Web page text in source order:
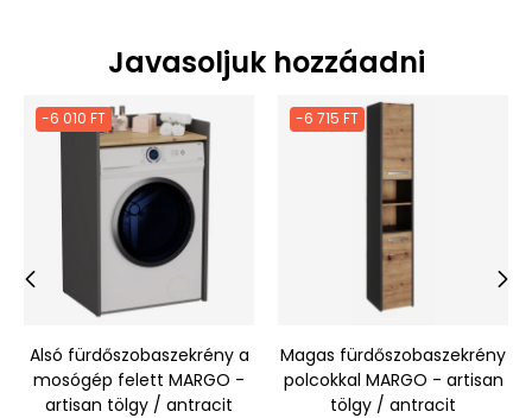
Javasoljuk hozzáadni
-6 010 FT
Alsó fürdőszobaszekrény a
mosógép felett MARGO -
artisan tölgy / antracit
-6 715 FT
Magas fürdőszobaszekrény
polcokkal MARGO - artisan
tölgy / antracit